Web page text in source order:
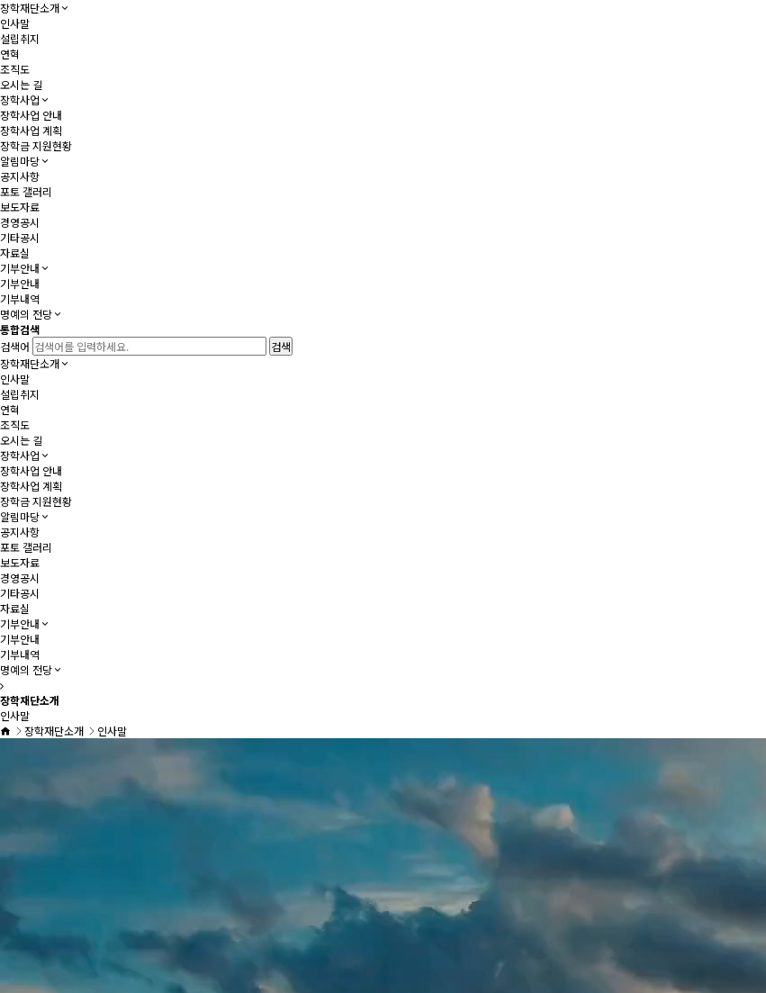
장학재단소개
인사말
설립취지
연혁
조직도
오시는 길
장학사업
장학사업 안내
장학사업 계획
장학금 지원현황
알림마당
공지사항
포토 갤러리
보도자료
경영공시
기타공시
자료실
기부안내
기부안내
기부내역
명예의 전당
통합검색
검색어
장학재단소개
인사말
설립취지
연혁
조직도
오시는 길
장학사업
장학사업 안내
장학사업 계획
장학금 지원현황
알림마당
공지사항
포토 갤러리
보도자료
경영공시
기타공시
자료실
기부안내
기부안내
기부내역
명예의 전당
장학재단소개
인사말
장학재단소개
인사말